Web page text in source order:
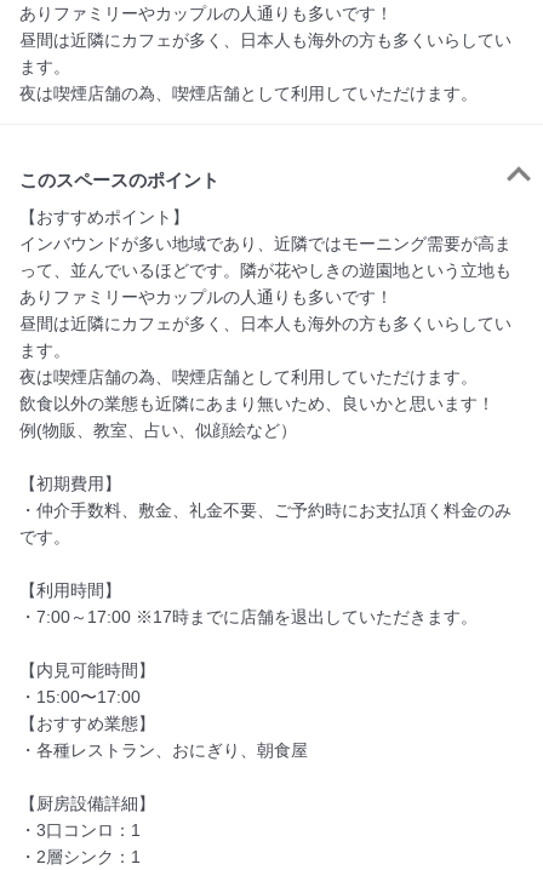
ありファミリーやカップルの人通りも多いです！
昼間は近隣にカフェが多く、日本人も海外の方も多くいらしてい
ます。
夜は喫煙店舗の為、喫煙店舗として利用していただけます。
このスペースのポイント
【おすすめポイント】
インバウンドが多い地域であり、近隣ではモーニング需要が高ま
って、並んでいるほどです。隣が花やしきの遊園地という立地も
ありファミリーやカップルの人通りも多いです！
昼間は近隣にカフェが多く、日本人も海外の方も多くいらしてい
ます。
夜は喫煙店舗の為、喫煙店舗として利用していただけます。
飲食以外の業態も近隣にあまり無いため、良いかと思います！
例(物販、教室、占い、似顔絵など）
【初期費用】
・仲介手数料、敷金、礼金不要、ご予約時にお支払頂く料金のみ
です。
【利用時間】
・7:00～17:00 ※17時までに店舗を退出していただきます。
【内見可能時間】
・15:00〜17:00
【おすすめ業態】
・各種レストラン、おにぎり、朝食屋
【厨房設備詳細】
・3口コンロ：1
・2層シンク：1